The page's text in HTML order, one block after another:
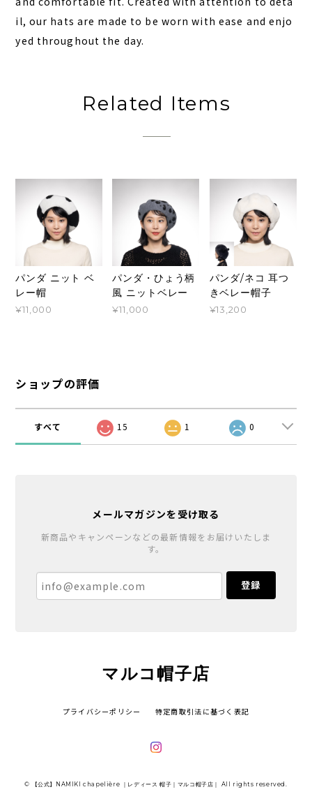
and comfortable fit. Created with attention to deta
il, our hats are made to be worn with ease and enjo
yed throughout the day.
Related Items
パンダ ニット ベ
レー帽
¥11,000
パンダ・ひょう柄
風 ニットベレー
¥11,000
パンダ/ネコ 耳つ
きベレー帽子
¥13,200
ショップの評価
すべて 15 1 0
メールマガジンを受け取る
新商品やキャンペーンなどの最新情報をお届けいたしま
す。
登録
マルコ帽子店
プライバシーポリシー 特定商取引法に基づく表記